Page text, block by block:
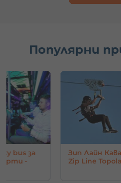
Популярни
bus за
-
Зип Лайн
Zip Line